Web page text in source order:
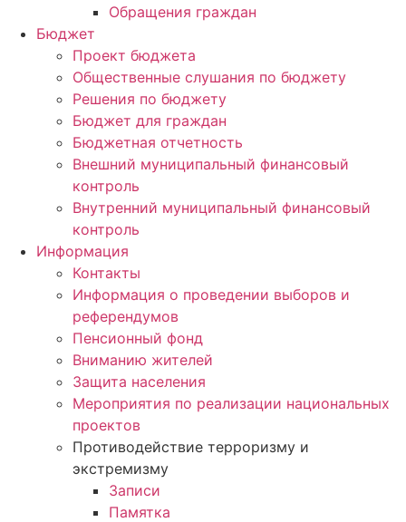
Обращения граждан
Бюджет
Проект бюджета
Общественные слушания по бюджету
Решения по бюджету
Бюджет для граждан
Бюджетная отчетность
Внешний муниципальный финансовый
контроль
Внутренний муниципальный финансовый
контроль
Информация
Контакты
Информация о проведении выборов и
референдумов
Пенсионный фонд
Вниманию жителей
Защита населения
Мероприятия по реализации национальных
проектов
Противодействие терроризму и
экстремизму
Записи
Памятка